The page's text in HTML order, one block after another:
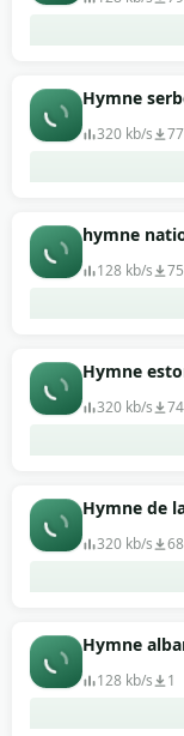
Hymne
320 kb/s 77
hymne
128 kb/s 75
Hymne
320 kb/s 74
Hymne de
320 kb/s 68
Hymne
128 kb/s 1